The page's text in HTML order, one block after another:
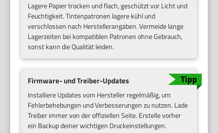
Lagere Papier trocken und flach, geschützt vor Licht und
Feuchtigkeit. Tintenpatronen lagere kühl und
verschlossen nach Herstellerangaben. Vermeide lange
Lagerzeiten bei kompatiblen Patronen ohne Gebrauch,
sonst kann die Qualität leiden.
Firmware- und Treiber-Updates
Installiere Updates vom Hersteller regelmäßig, um
Fehlerbehebungen und Verbesserungen zu nutzen. Lade
Treiber immer von der offiziellen Seite. Erstelle vorher
ein Backup deiner wichtigen Druckeinstellungen.